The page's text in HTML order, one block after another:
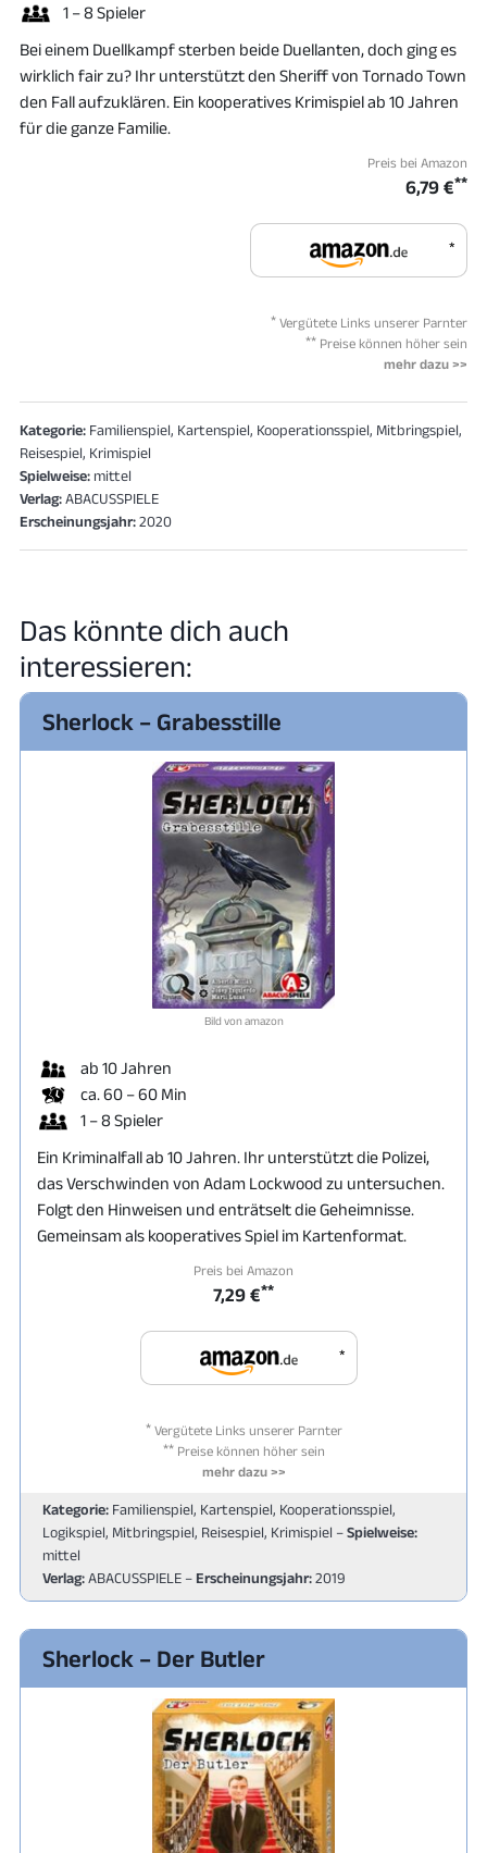
1 – 8 Spieler
Bei einem Duellkampf sterben beide Duellanten, doch ging es
wirklich fair zu? Ihr unterstützt den Sheriff von Tornado Town
den Fall aufzuklären. Ein kooperatives Krimispiel ab 10 Jahren
für die ganze Familie.
Preis bei Amazon
6,79 €**
*
* Vergütete Links unserer Parnter
** Preise können höher sein
mehr dazu >>
Kategorie: Familienspiel, Kartenspiel, Kooperationsspiel, Mitbringspiel,
Reisespiel, Krimispiel
Spielweise: mittel
Verlag:ABACUSSPIELE
Erscheinungsjahr:2020
Das könnte dich auch
interessieren:
Sherlock – Grabesstille
Bild von amazon
ab 10 Jahren
ca. 60 – 60 Min
1 – 8 Spieler
Ein Kriminalfall ab 10 Jahren. Ihr unterstützt die Polizei,
das Verschwinden von Adam Lockwood zu untersuchen.
Folgt den Hinweisen und enträtselt die Geheimnisse.
Gemeinsam als kooperatives Spiel im Kartenformat.
Preis bei Amazon
7,29 €**
*
*Vergütete Links unserer Parnter
**Preise können höher sein
mehr dazu >>
Kategorie: Familienspiel, Kartenspiel, Kooperationsspiel,
Logikspiel, Mitbringspiel, Reisespiel, Krimispiel –Spielweise:
mittel
Verlag:ABACUSSPIELE – Erscheinungsjahr:2019
Sherlock – Der Butler